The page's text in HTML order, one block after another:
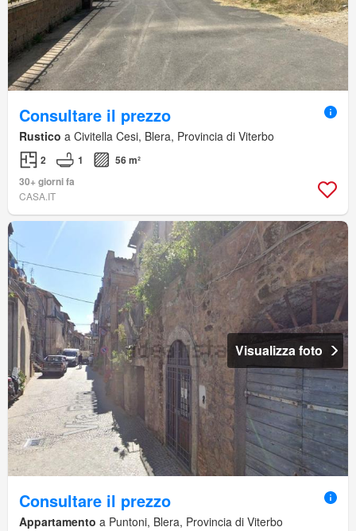
Consultare il prezzo
Rustico a Civitella Cesi, Blera, Provincia di Viterbo
2 1
56 m²
30+ giorni fa
CASA.IT
Visualizza foto
Consultare il prezzo
Appartamento a Puntoni, Blera, Provincia di Viterbo